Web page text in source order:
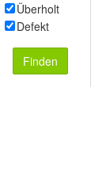
Überholt
Defekt
Finden